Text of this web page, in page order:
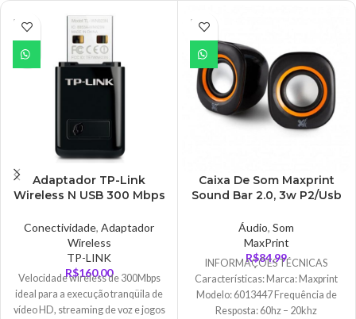
ESGO
TADO
Adaptador TP-Link
Wireless N USB 300 Mbps
Conectividade, Adaptador
Wireless
TP-LINK
R$160,00
Velocidade wireless de 300Mbps
ideal para a execução tranqüila de
vídeo HD, streaming de voz e jogos
ESGO
TADO
Caixa De Som Maxprint
Sound Bar 2.0, 3w P2/Usb
Áudio, Som
MaxPrint
R$84,99
INFORMAÇÕES TÉCNICAS
Características: Marca: Maxprint
Modelo: 6013447 Frequência de
Resposta: 60hz – 20khz